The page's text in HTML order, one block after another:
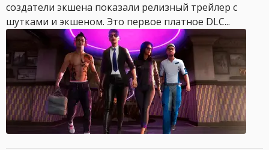
создатели экшена показали релизный трейлер с
шутками и экшеном. Это первое платное DLC...